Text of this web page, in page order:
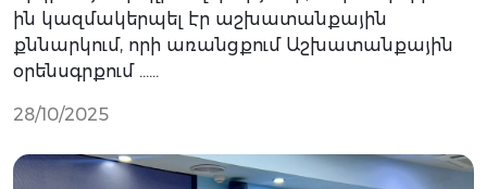
ին կազմակերպել էր աշխատանքային
քննարկում, որի առանցքում Աշխատանքային
օրենսգրքում …...
28/10/2025